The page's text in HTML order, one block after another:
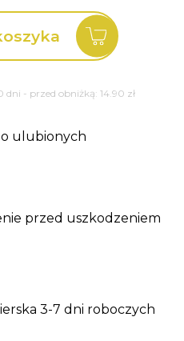
dni - przed obniżką: 14.90 zł
ulubionych
przed uszkodzeniem
3-7 dni roboczych